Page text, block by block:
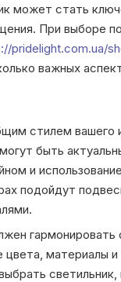
может стать
При выборе
pridelight.com.ua/
важных
стилем вашего
быть
и
подойдут
материалы